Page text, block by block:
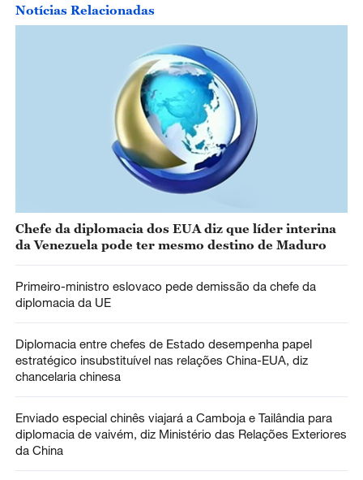
Notícias Relacionadas
Chefe da diplomacia dos EUA diz que líder interina
da Venezuela pode ter mesmo destino de Maduro
Primeiro-ministro eslovaco pede demissão da chefe da
diplomacia da UE
Diplomacia entre chefes de Estado desempenha papel
estratégico insubstituível nas relações China-EUA, diz
chancelaria chinesa
Enviado especial chinês viajará a Camboja e Tailândia para
diplomacia de vaivém, diz Ministério das Relações Exteriores
da China